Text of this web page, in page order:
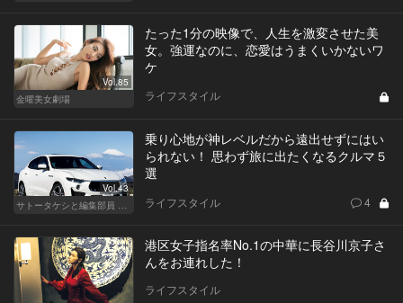
Vol.85
金曜美女劇場
たった1分の映像で、人生を激変させた美
女。強運なのに、恋愛はうまくいかないワ
ケ
ライフスタイル
Vol.43
サトータケシと編集部員 船山の"CAR GENTSへの道"
乗り心地が神レベルだから遠出せずにはい
られない！ 思わず旅に出たくなるクルマ５
選
ライフスタイル 4
港区女子指名率No.1の中華に長谷川京子さ
んをお連れした！
ライフスタイル